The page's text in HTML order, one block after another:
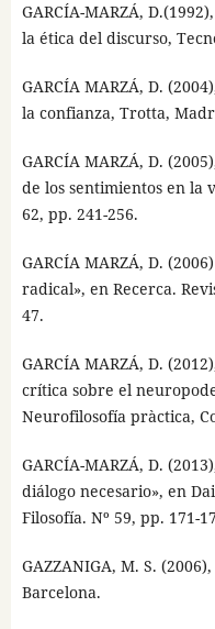
GARCÍA-MARZÁ,
la ética del discurso,
GARCÍA MARZÁ, D.
la confianza, Trotta,
GARCÍA MARZÁ, D.
de los sentimientos en la
62, pp. 241-256.
GARCÍA MARZÁ, D.
radical», en Recerca.
47.
GARCÍA MARZÁ, D.
crítica sobre el
Neurofilosofía pràctica,
GARCÍA-MARZÁ, D.
diálogo necesario», en
Filosofía. Nº 59, pp. 171-
GAZZANIGA, M. S.
Barcelona.